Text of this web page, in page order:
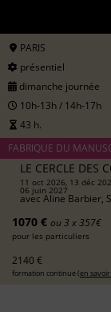
PARIS
présentiel
dimanche journée
10h-13h / 14h-17h
43 h.
FABRIQUE DU
LE CERCLE DES
11 oct 2026, 13 déc
06 juin 2027
avec Aline Barbier,
1070 € ou 3 x 357€
pour les particuliers
2140 €
formation continue (en savoir